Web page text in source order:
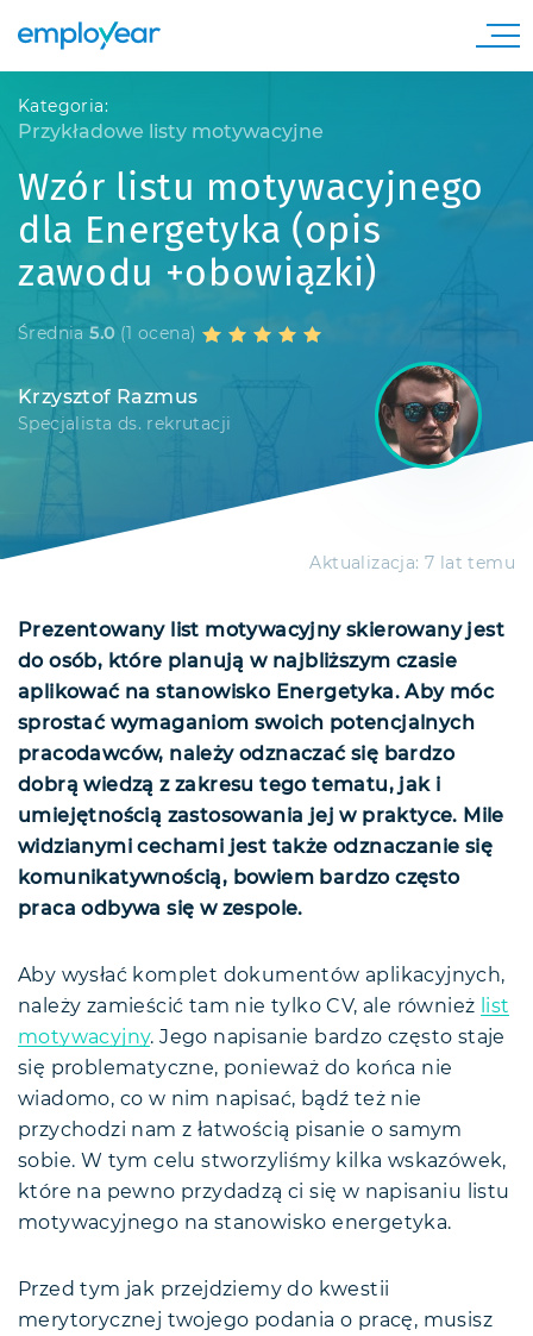
Kategoria:
Przykładowe listy motywacyjne
Wzór listu motywacyjnego
dla Energetyka (opis
zawodu +obowiązki)
Średnia5.0(1 ocena)
Krzysztof Razmus
Specjalista ds. rekrutacji
Aktualizacja: 7 lat temu
Prezentowany list motywacyjny skierowany jest
do osób, które planują w najbliższym czasie
aplikować na stanowisko Energetyka. Aby móc
sprostać wymaganiom swoich potencjalnych
pracodawców, należy odznaczać się bardzo
dobrą wiedzą z zakresu tego tematu, jak i
umiejętnością zastosowania jej w praktyce. Mile
widzianymi cechami jest także odznaczanie się
komunikatywnością, bowiem bardzo często
praca odbywa się w zespole.
Aby wysłać komplet dokumentów aplikacyjnych,
należy zamieścić tam nie tylko CV, ale również
list
motywacyjny. Jego napisanie bardzo często staje
się problematyczne, ponieważ do końca nie
wiadomo, co w nim napisać, bądź też nie
przychodzi nam z łatwością pisanie o samym
sobie. W tym celu stworzyliśmy kilka wskazówek,
które na pewno przydadzą ci się w napisaniu listu
motywacyjnego na stanowisko energetyka.
Przed tym jak przejdziemy do kwestii
merytorycznej twojego podania o pracę, musisz